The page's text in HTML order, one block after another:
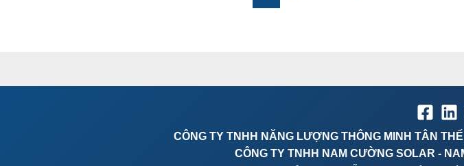
CÔNG TY TNHH NĂNG LƯỢNG THÔNG MINH TÂN
CÔNG TY TNHH NAM CƯỜNG SOLAR -